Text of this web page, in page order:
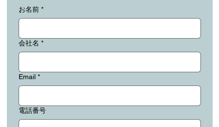
お名前 *
会社名 *
Email *
電話番号